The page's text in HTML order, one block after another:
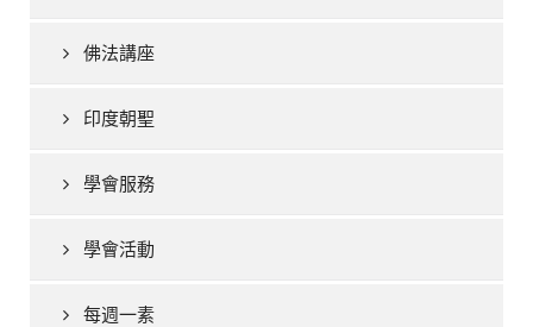
佛法講座
印度朝聖
學會服務
學會活動
每週一素